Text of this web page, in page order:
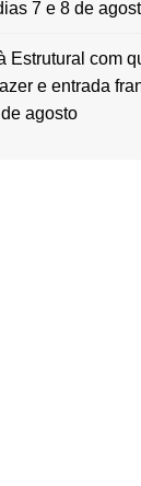
7 e 8 de
Estrutural com
e entrada
agosto